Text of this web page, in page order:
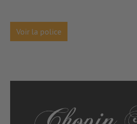
Voir la police